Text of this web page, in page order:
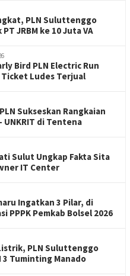
PLN Suluttenggo
JRBM ke 10 Juta VA
Bird PLN Electric Run
Ludes Terjual
Sukseskan Rangkaian
UNKRIT di Tentena
Sulut Ungkap Fakta Sita
IT Center
Ingatkan 3 Pilar, di
PPPK Pemkab Bolsel 2026
PLN Suluttenggo
3 Tuminting Manado